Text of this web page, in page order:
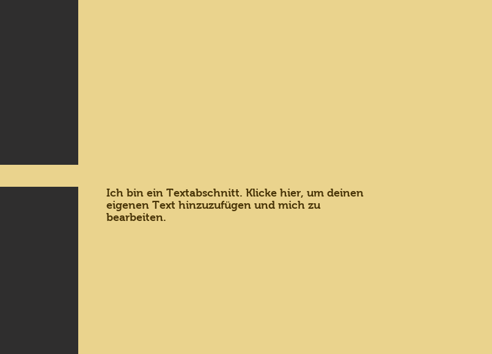
Ich bin ein Textabschnitt. Klicke hier, um deinen
eigenen Text hinzuzufügen und mich zu
bearbeiten.